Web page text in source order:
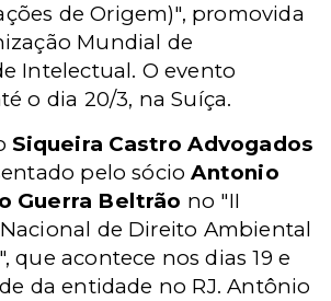
de Origem)", promovida
Mundial de
Intelectual. O evento
o dia 20/3, na Suíça.
Siqueira Castro Advogados
pelo sócioAntonio
Guerra Beltrão no "II
de Direito Ambiental
que acontece nos dias 19 e
da entidade no RJ. Antônio